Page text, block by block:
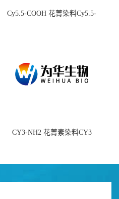
Cy5.5-COOH 花菁染料Cy5.5-
CY3-NH2 花菁素染料CY3